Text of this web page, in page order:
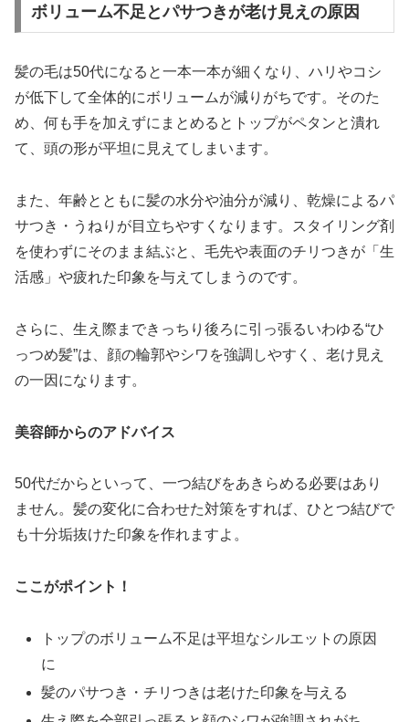
ボリューム不足とパサつきが老け見えの原因
髪の毛は50代になると一本一本が細くなり、ハリやコシ
が低下して全体的にボリュームが減りがちです。そのた
め、何も手を加えずにまとめるとトップがペタンと潰れ
て、頭の形が平坦に見えてしまいます。
また、年齢とともに髪の水分や油分が減り、乾燥によるパ
サつき・うねりが目立ちやすくなります。スタイリング剤
を使わずにそのまま結ぶと、毛先や表面のチリつきが「生
活感」や疲れた印象を与えてしまうのです。
さらに、生え際まできっちり後ろに引っ張るいわゆる“ひ
っつめ髪”は、顔の輪郭やシワを強調しやすく、老け見え
の一因になります。
美容師からのアドバイス
50代だからといって、一つ結びをあきらめる必要はあり
ません。髪の変化に合わせた対策をすれば、ひとつ結びで
も十分垢抜けた印象を作れますよ。
ここがポイント！
トップのボリューム不足は平坦なシルエットの原因
に
髪のパサつき・チリつきは老けた印象を与える